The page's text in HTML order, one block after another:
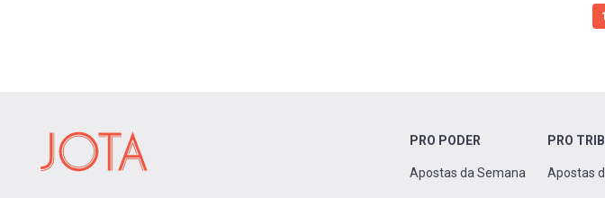
1
PRO PODER
Apostas da Semana
PRO
Apostas